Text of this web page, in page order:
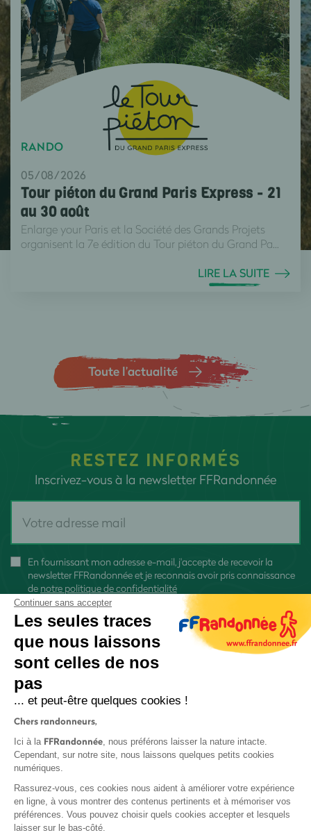
RANDO
05/08/2026
Tour piéton du Grand Paris Express - 21
au 30 août
Enlarge your Paris et la Société des Grands Projets
organisent la 7e édition du Tour piéton du Grand Pa...
LIRE LA SUITE
Toute l’actualité
RESTEZ INFORMÉS
Inscrivez-vous à la newsletter FFRandonnée
En fournissant mon adresse e-mail, j'accepte de recevoir la
newsletter FFRandonnée et je reconnais avoir pris connaissance
de notre politique de confidentialité
Protection des données
Politique de confidentialité
Continuer sans accepter
Les seules traces
que nous laissons
sont celles de nos
pas
... et peut-être quelques cookies !
Chers randonneurs,
Ici à la FFRandonnée, nous préférons laisser la nature intacte.
Cependant, sur notre site, nous laissons quelques petits cookies
numériques.
Rassurez-vous, ces cookies nous aident à améliorer votre expérience
en ligne, à vous montrer des contenus pertinents et à mémoriser vos
préférences. Vous pouvez choisir quels cookies accepter et lesquels
laisser sur le bas-côté.